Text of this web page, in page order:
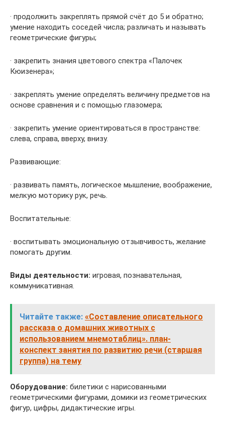
· продолжить закреплять прямой счёт до 5 и обратно;
умение находить соседей числа; различать и называть
геометрические фигуры;
· закрепить знания цветового спектра «Палочек
Кюизенера»;
· закреплять умение определять величину предметов на
основе сравнения и с помощью глазомера;
· закрепить умение ориентироваться в пространстве:
слева, справа, вверху, внизу.
Развивающие:
· развивать память, логическое мышление, воображение,
мелкую моторику рук, речь.
Воспитательные:
· воспитывать эмоциональную отзывчивость, желание
помогать другим.
Виды деятельности: игровая, познавательная,
коммуникативная.
Читайте также: «Составление описательного
рассказа о домашних животных с
использованием мнемотаблиц». план-
конспект занятия по развитию речи (старшая
группа) на тему
Оборудование: билетики с нарисованными
геометрическими фигурами, домики из геометрических
фигур, цифры, дидактические игры.